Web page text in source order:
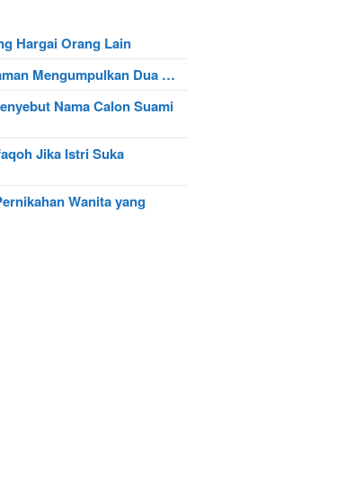
Hargai Orang Lain
Mengumpulkan Dua …
Nama Calon Suami
Jika Istri Suka
Wanita yang